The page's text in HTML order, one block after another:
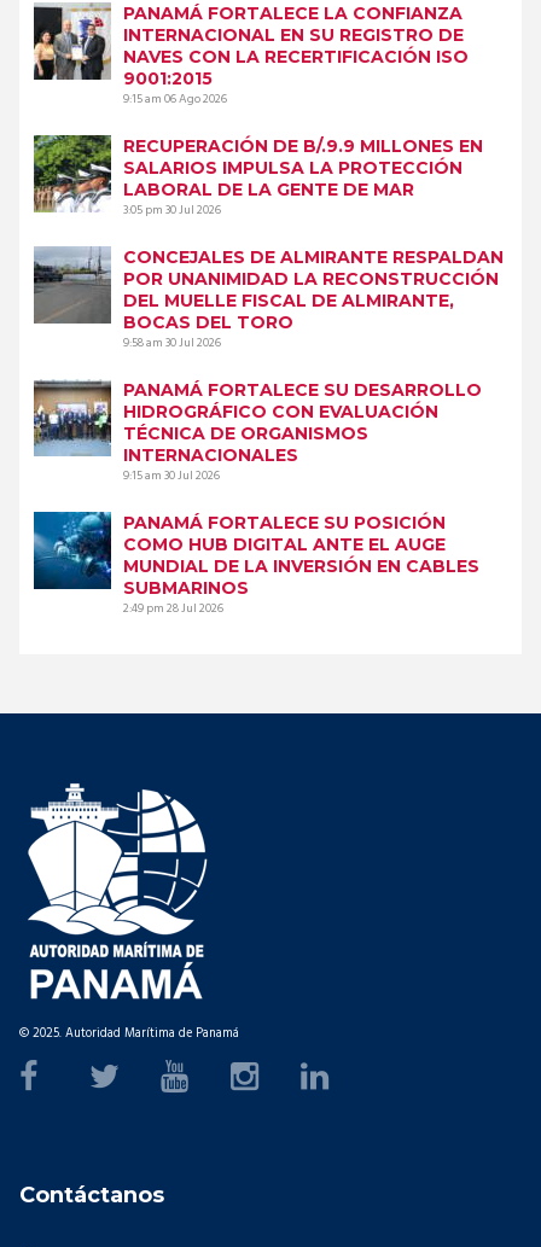
PANAMÁ FORTALECE LA CONFIANZA
INTERNACIONAL EN SU REGISTRO DE
NAVES CON LA RECERTIFICACIÓN ISO
9001:2015
9:15 am06 Ago 2026
RECUPERACIÓN DE B/.9.9 MILLONES EN
SALARIOS IMPULSA LA PROTECCIÓN
LABORAL DE LA GENTE DE MAR
3:05 pm30 Jul 2026
CONCEJALES DE ALMIRANTE RESPALDAN
POR UNANIMIDAD LA RECONSTRUCCIÓN
DEL MUELLE FISCAL DE ALMIRANTE,
BOCAS DEL TORO
9:58 am30 Jul 2026
PANAMÁ FORTALECE SU DESARROLLO
HIDROGRÁFICO CON EVALUACIÓN
TÉCNICA DE ORGANISMOS
INTERNACIONALES
9:15 am30 Jul 2026
PANAMÁ FORTALECE SU POSICIÓN
COMO HUB DIGITAL ANTE EL AUGE
MUNDIAL DE LA INVERSIÓN EN CABLES
SUBMARINOS
2:49 pm28 Jul 2026
© 2025. Autoridad Marítima de Panamá
Contáctanos